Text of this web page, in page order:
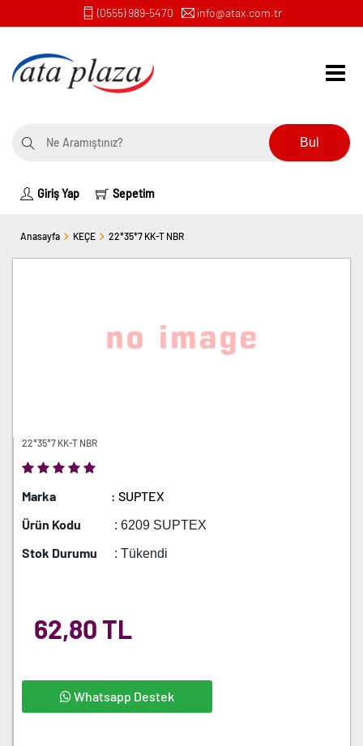
(0555) 989-5470 info@atax.com.tr
Bul
Giriş Yap Sepetim
Anasayfa KEÇE 22*35*7 KK-T NBR
22*35*7 KK-T NBR
Marka
: SUPTEX
Ürün Kodu
: 6209 SUPTEX
Stok Durumu : Tükendi
62,80 TL
Whatsapp Destek